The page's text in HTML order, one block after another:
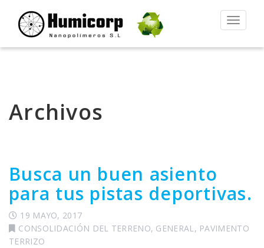
Alternar
Archivos
Busca un buen asiento
para tus pistas deportivas.
19 MAYO, 2017
CONSOLIDACIÓN DEL TERRENO, GENERAL, PAVIMENTO
TERRIZO